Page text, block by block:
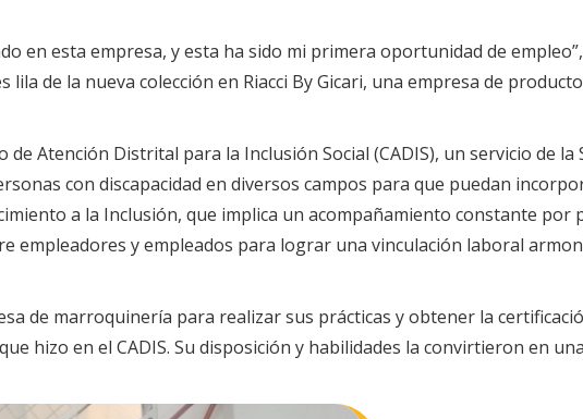
en esta empresa, y esta ha sido mi primera oportunidad de
de la nueva colección en Riacci By Gicari, una empresa de
Atención Distrital para la Inclusión Social (CADIS), un servicio de la
con discapacidad en diversos campos para que puedan
a la Inclusión, que implica un acompañamiento constante por
empleadores y empleados para lograr una vinculación laboral
de marroquinería para realizar sus prácticas y obtener la
hizo en el CADIS. Su disposición y habilidades la convirtieron en